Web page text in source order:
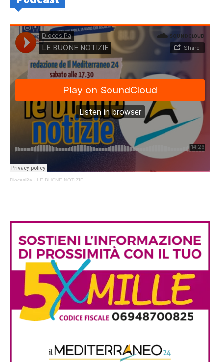
DiocesiPa · LE BUONE NOTIZIE